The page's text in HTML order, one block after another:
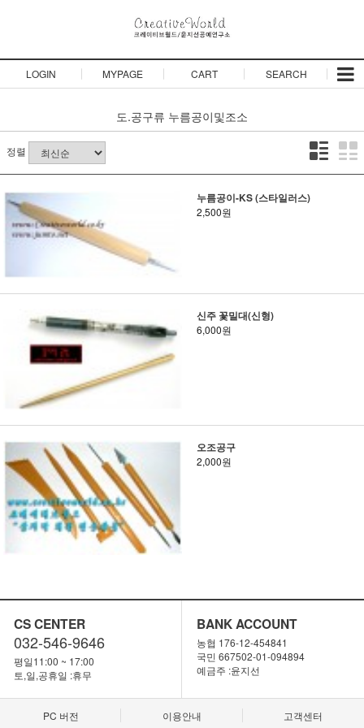
LOGIN MYPAGE CART SEARCH
도.공구류 누름공이및조소
정렬
누름공이-KS (스타일러스)
2,500원
신주 꽃밀대(신형)
6,000원
오조공구
2,000원
CS CENTER
032-546-9646
평일11:00 ~ 17:00
토,일,공휴일 :휴무
BANK ACCOUNT
농협 176-12-454841
국민 667502-01-094894
예금주 :윤지선
PC 버전 이용안내 고객센터